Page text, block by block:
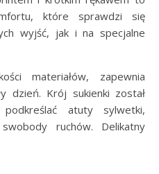
które sprawdzi się
wyjść, jak i na specjalne
materiałów, zapewnia
dzień. Krój sukienki został
atuty sylwetki,
ruchów. Delikatny